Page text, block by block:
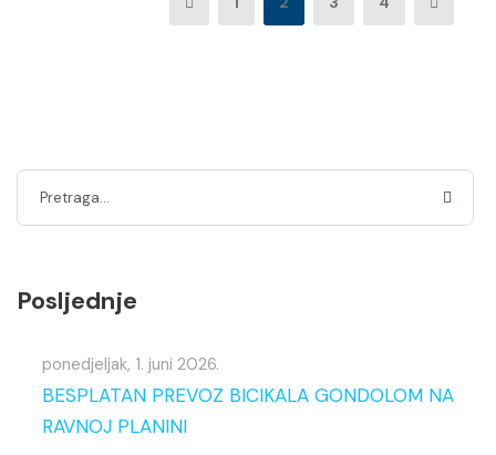
Posljednje
ponedjeljak, 1. juni 2026.
BESPLATAN PREVOZ BICIKALA GONDOLOM NA
RAVNOJ PLANINI